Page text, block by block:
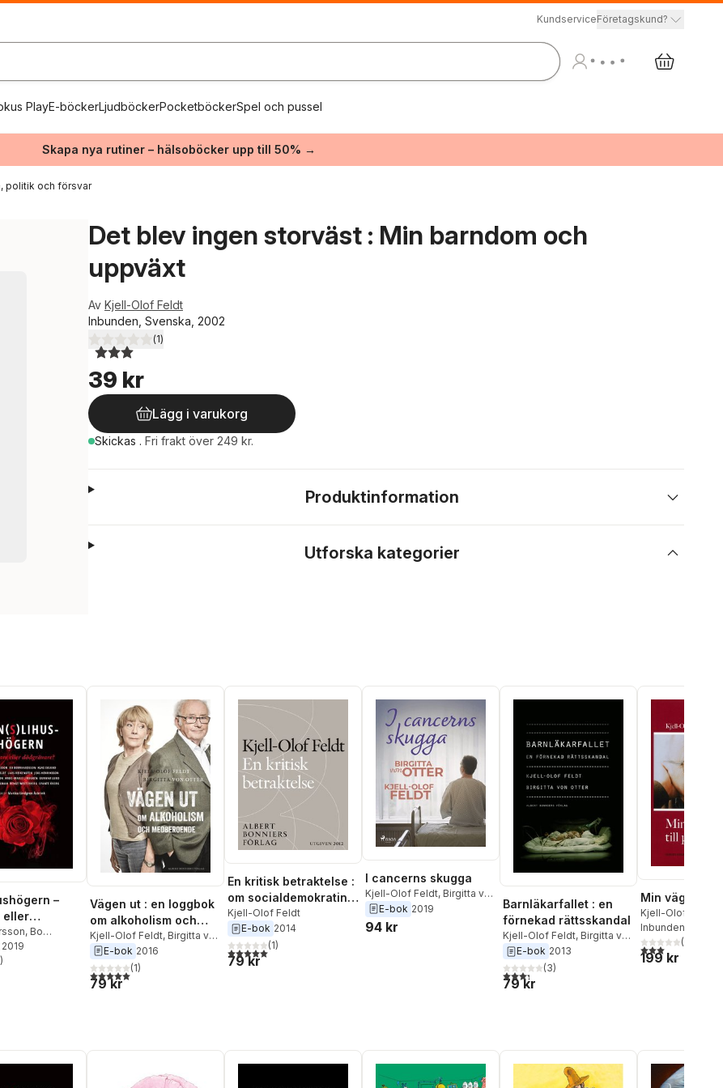
KundserviceFöretagskund?
PlayE-böckerLjudböckerPocketböckerSpel och pussel
Skapa nya rutiner – hälsoböcker upp till 50% →
politik och försvar
Det blev ingen storväst : Min barndom och
uppväxt
Av Kjell-Olof Feldt
Inbunden, Svenska, 2002
3,0utav 5 stjärnor. Totalt antal röster:
(1)
39 kr
Lägg i varukorg
Skickas . Fri frakt över 249 kr.
Produktinformation
Utforska kategorier
–
eller
, Bo
,
,Svante Öberg
2019
Totalt antal röster:
)
Vägen ut : en loggbok
om alkoholism och
medberoende
Kjell-Olof Feldt, Birgitta von
OtterE-bok 2016
5,0utav 5 stjärnor. Totalt antal röster:
(1)
79 kr
En kritisk betraktelse :
om socialdemokratins
seger och kris
Kjell-Olof Feldt
E-bok 2014
5,0utav 5 stjärnor. Totalt antal röster:
(1)
79 kr
I cancerns skugga
Kjell-Olof Feldt, Birgitta von
OtterE-bok 2019
94 kr
Barnläkarfallet : en
förnekad rättsskandal
Kjell-Olof Feldt, Birgitta von
OtterE-bok 2013
3,3utav 5 stjärnor. Totalt antal röster:
(3)
79 kr
Min väg till
Kjell-Olof Feldt
Inbunden
3,0utav 5(
199 kr